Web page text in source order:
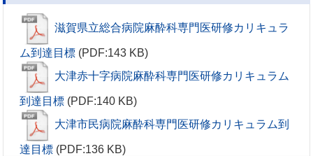
滋賀県立総合病院麻酔科専門医研修カリキュラ
ム到達目標 (PDF:143 KB)
大津赤十字病院麻酔科専門医研修カリキュラム
到達目標 (PDF:140 KB)
大津市民病院麻酔科専門医研修カリキュラム到
達目標 (PDF:136 KB)